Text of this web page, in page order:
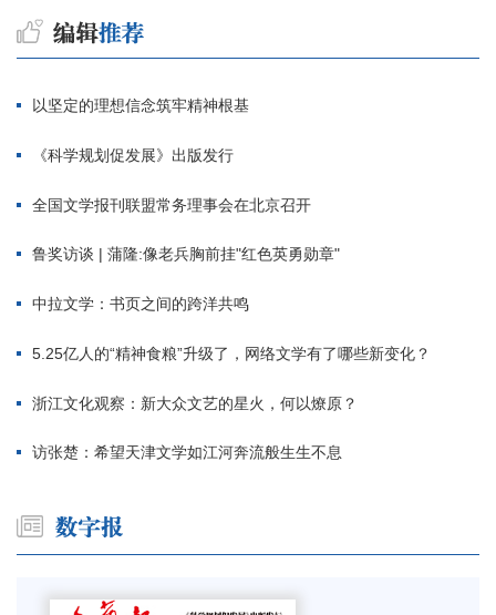
以坚定的理想信念筑牢精神根基
《科学规划促发展》出版发行
全国文学报刊联盟常务理事会在北京召开
鲁奖访谈 | 蒲隆:像老兵胸前挂"红色英勇勋章"
中拉文学：书页之间的跨洋共鸣
5.25亿人的“精神食粮”升级了，网络文学有了哪些新变化？
浙江文化观察：新大众文艺的星火，何以燎原？
访张楚：希望天津文学如江河奔流般生生不息